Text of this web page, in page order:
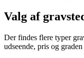
Valg af
Der findes flere typer
udseende, pris og